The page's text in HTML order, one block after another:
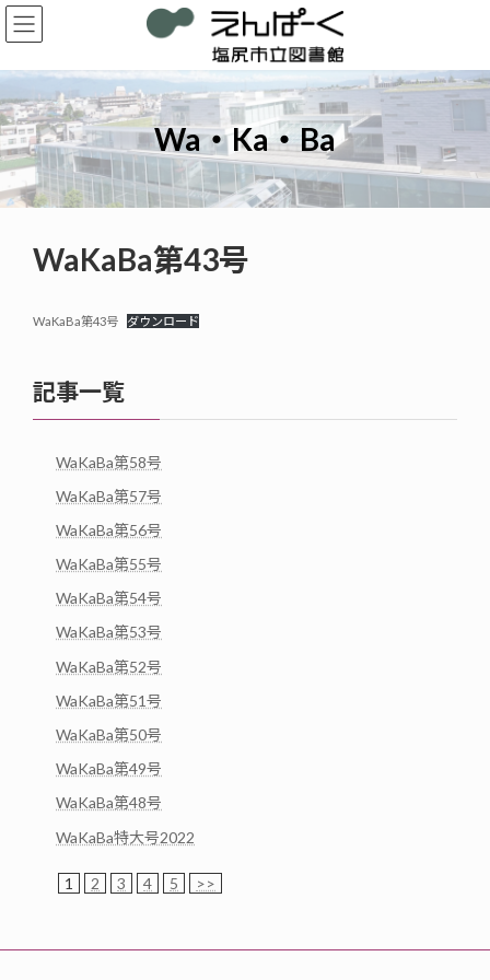
コ
ン
ン
ツ
へ
ス
キ
ッ
プ
ナ
ビ
ー
シ
ョ
ン
に
移
動
Wa・Ka・Ba
WaKaBa第43号
WaKaBa第43号 ダウンロード
記事一覧
WaKaBa第58号
WaKaBa第57号
WaKaBa第56号
WaKaBa第55号
WaKaBa第54号
WaKaBa第53号
WaKaBa第52号
WaKaBa第51号
WaKaBa第50号
WaKaBa第49号
WaKaBa第48号
WaKaBa特大号2022
1 2 3 4 5 >>